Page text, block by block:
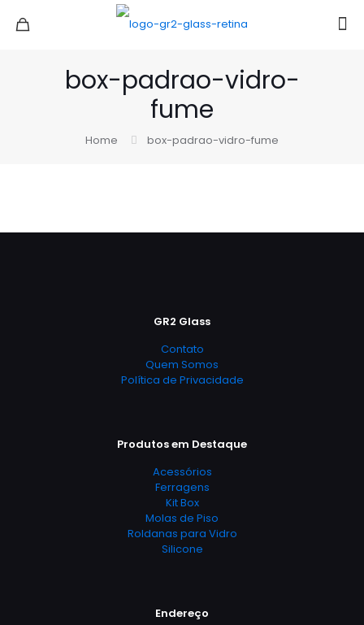
box-padrao-vidro-
fume
Home box-padrao-vidro-fume
GR2 Glass
Contato
Quem Somos
Política de Privacidade
Produtos em Destaque
Acessórios
Ferragens
Kit Box
Molas de Piso
Roldanas para Vidro
Silicone
Endereço